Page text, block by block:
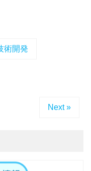
術開発
Next »